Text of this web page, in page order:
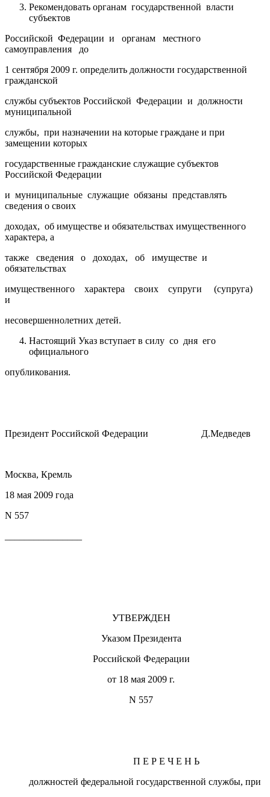
Рекомендовать органам государственной власти
субъектов
Российской Федерации и органам местного
самоуправления до
1 сентября 2009 г. определить должности государственной
гражданской
службы субъектов Российской Федерации и должности
муниципальной
службы, при назначении на которые граждане и при
замещении которых
государственные гражданские служащие субъектов
Российской Федерации
и муниципальные служащие обязаны представлять
сведения о своих
доходах, об имуществе и обязательствах имущественного
характера, а
также сведения о доходах, об имуществе и
обязательствах
имущественного характера своих супруги (супруга)
и
несовершеннолетних детей.
Настоящий Указ вступает в силу со дня его
официального
опубликования.
Президент Российской Федерации Д.Медведев
Москва, Кремль
18 мая 2009 года
N 557
УТВЕРЖДЕН
Указом Президента
Российской Федерации
от 18 мая 2009 г.
N 557
П Е Р Е Ч Е Н Ь
должностей федеральной государственной службы, при